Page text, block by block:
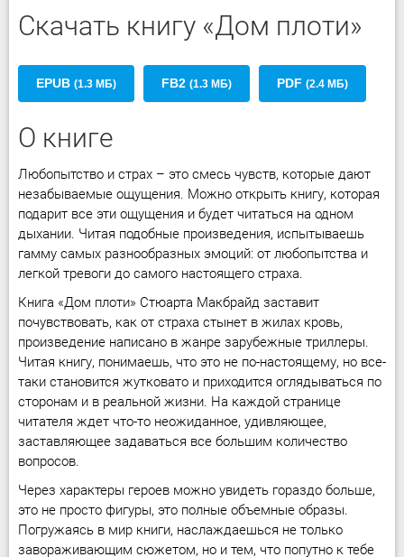
Скачать книгу «Дом плоти»
EPUB (1.3 МБ) FB2 (1.3 МБ) PDF (2.4 МБ)
О книге
Любопытство и страх – это смесь чувств, которые дают
незабываемые ощущения. Можно открыть книгу, которая
подарит все эти ощущения и будет читаться на одном
дыхании. Читая подобные произведения, испытываешь
гамму самых разнообразных эмоций: от любопытства и
легкой тревоги до самого настоящего страха.
Книга «Дом плоти» Стюарта Макбрайд заставит
почувствовать, как от страха стынет в жилах кровь,
произведение написано в жанре зарубежные триллеры.
Читая книгу, понимаешь, что это не по-настоящему, но все-
таки становится жутковато и приходится оглядываться по
сторонам и в реальной жизни. На каждой странице
читателя ждет что-то неожиданное, удивляющее,
заставляющее задаваться все большим количество
вопросов.
Через характеры героев можно увидеть гораздо больше,
это не просто фигуры, это полные объемные образы.
Погружаясь в мир книги, наслаждаешься не только
завораживающим сюжетом, но и тем, что попутно к тебе